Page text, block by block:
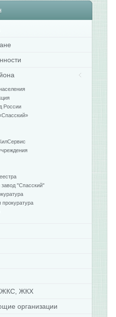
России
"Спасский"
прокуратура
ЖКС, ЖКХ
организации